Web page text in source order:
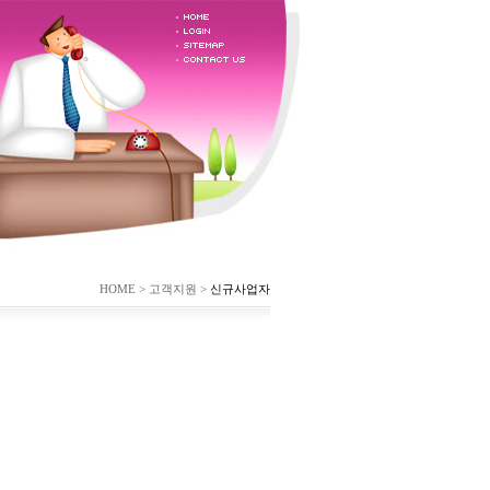
HOME > 고객지원 > 신규사업자